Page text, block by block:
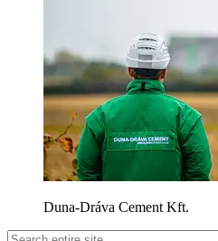
Duna-Dráva Cement Kft.